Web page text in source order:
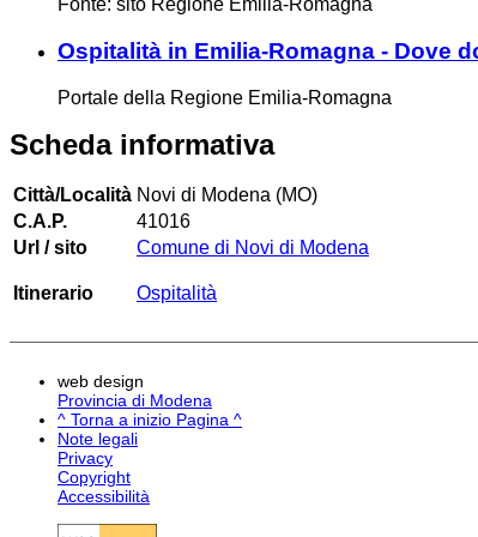
Fonte: sito Regione Emilia-Romagna
Ospitalità in Emilia-Romagna - Dove
Portale della Regione Emilia-Romagna
Scheda informativa
Città/Località Novi di Modena (MO)
C.A.P.
41016
Url / sito
Comune di Novi di Modena
Itinerario Ospitalità
web design
Provincia di Modena
^ Torna a inizio Pagina ^
Note legali
Privacy
Copyright
Accessibilità